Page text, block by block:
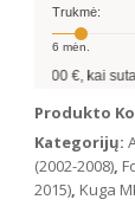
Max
Multimedija
su
navigacija
(Android
11
Trukmė:
6 mėn.
sudaroma12
Produkto
Kategorijų:
(2002-2008),
2015), Kuga